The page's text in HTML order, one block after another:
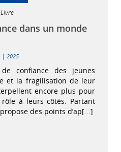
Livre
dans un monde
| 2025
confiance des jeunes
et la fragilisation de leur
encore plus pour
à leurs côtés. Partant
des points d’ap[...]